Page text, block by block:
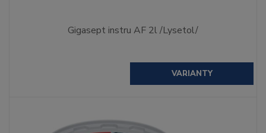
Gigasept instru AF 2l /Lysetol/
VARIANTY